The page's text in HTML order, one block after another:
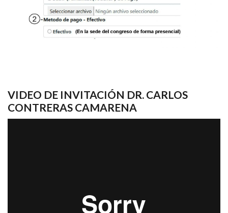
VIDEO DE INVITACIÓN DR. CARLOS
CONTRERAS CAMARENA